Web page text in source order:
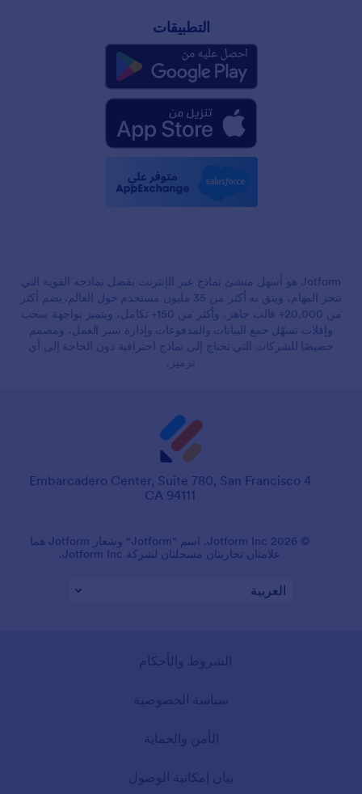
التطبيقات
Jotform هو أسهل منشئ نماذج عبر الإنترنت بفضل نماذجه القوية التي
تنجز المهام، ويثق به أكثر من 35 مليون مستخدم حول العالم. يضم أكثر
من 20,000+ قالب جاهز، وأكثر من 150+ تكامل، ويتميز بواجهة سحب
وإفلات تسهّل جمع البيانات والمدفوعات وإدارة سير العمل، ومصمم
خصيصًا للشركات التي تحتاج إلى نماذج احترافية دون الحاجة إلى أي
ترميز.
4 Embarcadero Center, Suite 780, San Francisco
CA 94111
© 2026 Jotform Inc. اسم "Jotform" وشعار Jotform هما
علامتان تجاريتان مسجلتان لشركة Jotform Inc.
الشروط والأحكام
سياسة الخصوصية
الأمن والحماية
بيان إمكانية الوصول